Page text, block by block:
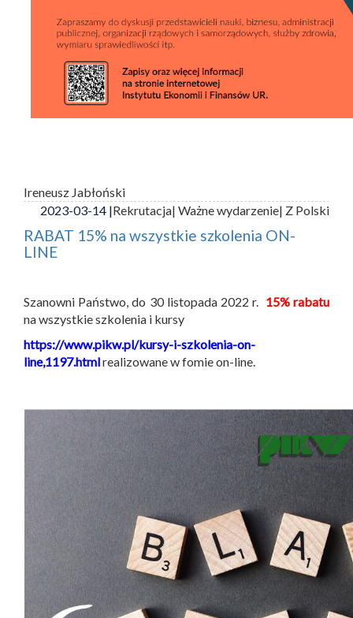
Ireneusz Jabłoński
2023-03-14 |Rekrutacja| Ważne wydarzenie| Z Polski
RABAT 15% na wszystkie szkolenia ON-
LINE
Szanowni Państwo, do 30 listopada 2022 r. 15% rabatu
na wszystkie szkolenia i kursy
https://www.pikw.pl/kursy-i-szkolenia-on-
line,1197.htmlrealizowane w fomie on-line.